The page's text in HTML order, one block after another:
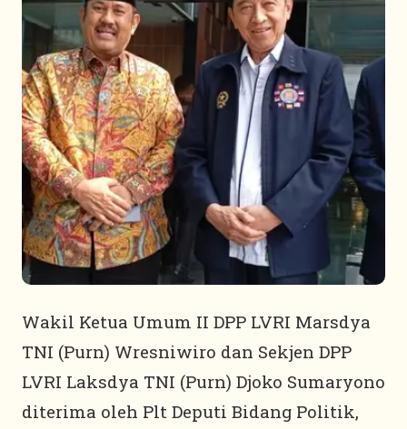
Wakil Ketua Umum II DPP LVRI Marsdya
TNI (Purn) Wresniwiro dan Sekjen DPP
LVRI Laksdya TNI (Purn) Djoko Sumaryono
diterima oleh Plt Deputi Bidang Politik,